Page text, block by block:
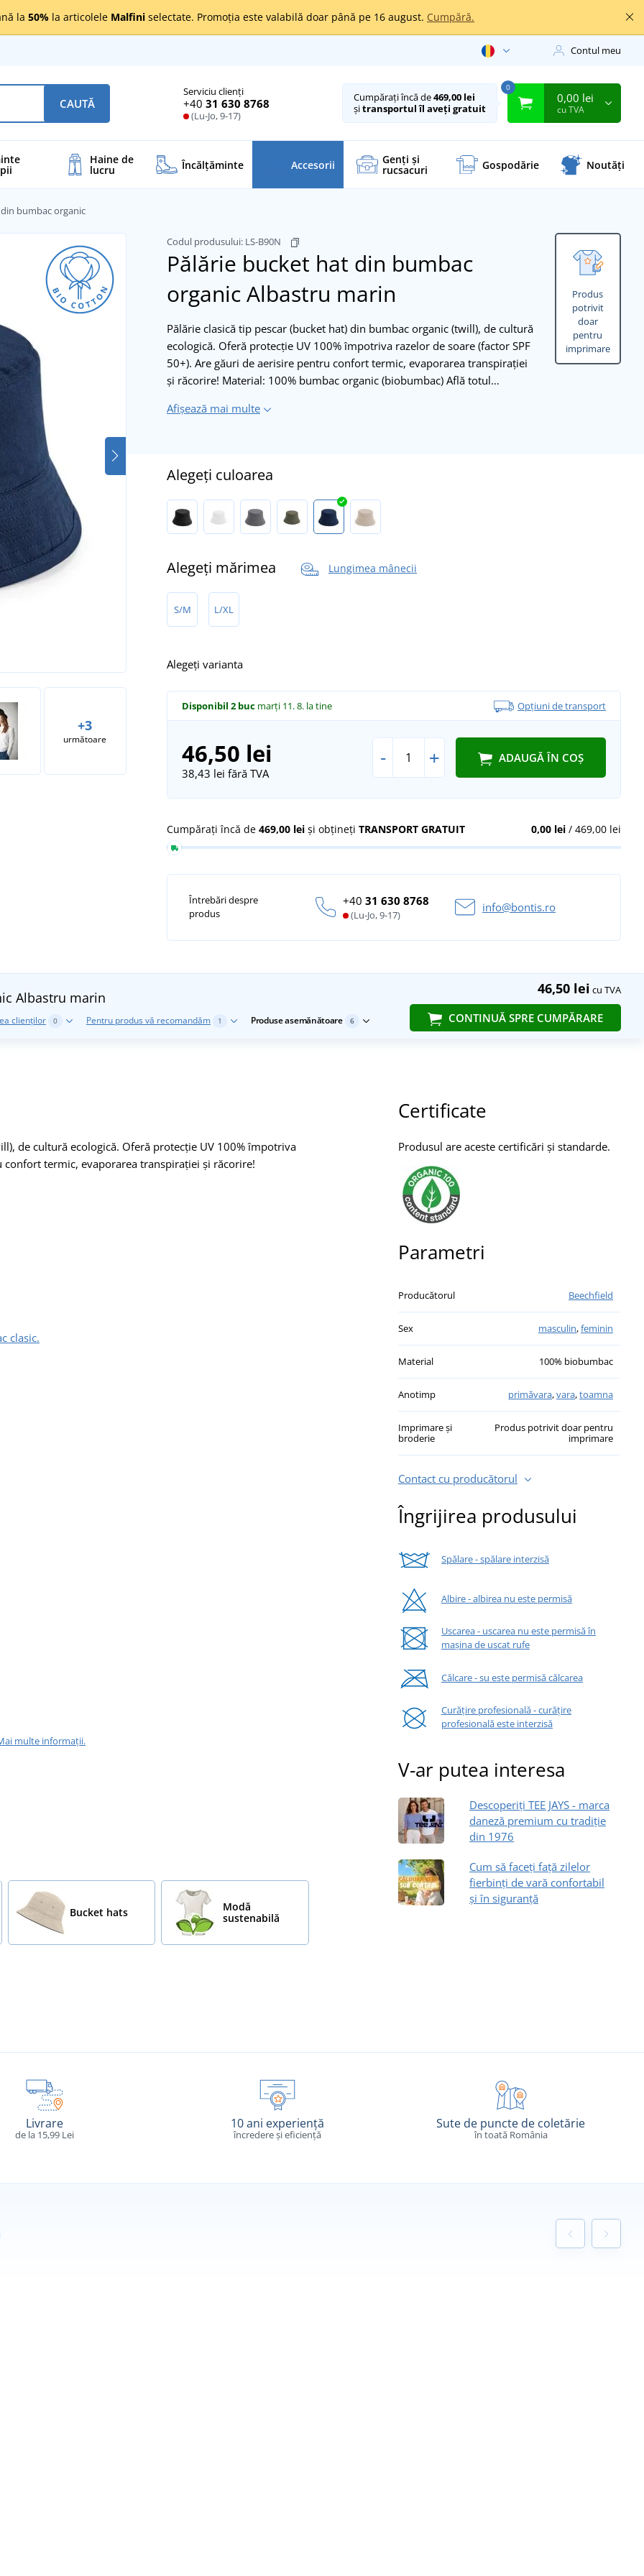
la 50% la articolele Malfini selectate. Promoția este valabilă doar până pe 16 august. Cumpără.
Contul meu
Serviciu clienți
+40 31 630 8768
(Lu-Jo, 9-17)
CAUTĂ Cumpărați încă de469,00 lei
șitransportul îl aveți gratuit
0
0,00 lei
cu TVA
Haine de
lucru Încălţăminte Accesorii Genți și
rucsacuri Gospodărie Noutăți
bumbac organic
Produs
potrivit
doar
pentru
imprimare
Codul produsului: LS-B90N
Pălărie bucket hat din bumbac
organicAlbastru marin
+3
următoare
Pălărie clasică tip pescar (bucket hat) din bumbac organic (twill), de cultură
ecologică. Oferă protecție UV 100% împotriva razelor de soare (factor SPF
50+). Are găuri de aerisire pentru confort termic, evaporarea transpirației
și răcorire! Material: 100% bumbac organic (biobumbac) Află totul…
Afișează mai multe
Alegeți culoarea
Alegeți mărimea Lungimea mânecii
S/M L/XL
Alegeți varianta
Disponibil 2 buc marți 11. 8. la tine Opțiuni de transport
46,50 lei
38,43 lei fără TVA
- + ADAUGĂ ÎN COȘ
0,00 lei/ 469,00 lei
Cumpărați încă de 469,00 lei și obțineți TRANSPORT GRATUIT
Întrebări despre
produs
+40 31 630 8768
(Lu-Jo, 9-17)
info@bontis.ro
46,50 lei cu TVA
CONTINUĂ SPRE CUMPĂRARE
Albastru marin
clienților 0 Pentru produs vă recomandăm 1 Produse asemănătoare 6
de cultură ecologică. Oferă protecție UV 100% împotriva
confort termic, evaporarea transpirației și răcorire!
clasic.
multe informații.
Bucket hats
Modă
sustenabilă
Certificate
Produsul are aceste certificări și standarde.
Parametri
Producătorul Beechfield
Sex masculin,feminin
Material 100% biobumbac
Anotimp primăvara,vara,toamna
Imprimare și
broderie
Produs potrivit doar pentru
imprimare
Contact cu producătorul
Îngrijirea produsului
Spălare - spălare interzisă
Albire - albirea nu este permisă
Uscarea - uscarea nu este permisă în
mașina de uscat rufe
Călcare - su este permisă călcarea
Curățire profesională - curățire
profesională este interzisă
V-ar putea interesa
Descoperiți TEE JAYS - marca
daneză premium cu tradiție
din 1976
Cum să faceți față zilelor
fierbinți de vară confortabil
și în siguranță
Livrare
de la 15,99 Lei
10 ani experiență
încredere și eficiență
Sute de puncte de coletărie
în toată România